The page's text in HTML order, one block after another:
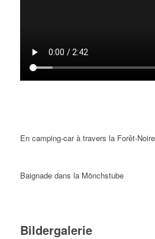
En camping-car à travers la Forêt-
Baignade dans la Mönchstube
Bildergalerie